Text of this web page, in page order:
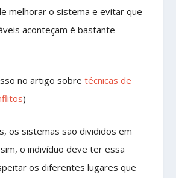
melhorar o sistema e evitar que
aconteçam é bastante
no artigo sobretécnicas de
)
os sistemas são divididos em
o indivíduo deve ter essa
os diferentes lugares que